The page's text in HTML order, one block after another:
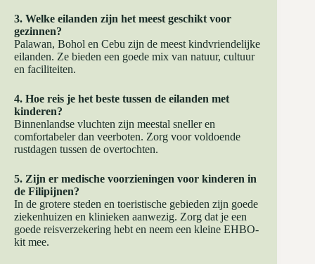
3. Welke eilanden zijn het meest geschikt voor
gezinnen?
Palawan, Bohol en Cebu zijn de meest kindvriendelijke
eilanden. Ze bieden een goede mix van natuur, cultuur
en faciliteiten.
4. Hoe reis je het beste tussen de eilanden met
kinderen?
Binnenlandse vluchten zijn meestal sneller en
comfortabeler dan veerboten. Zorg voor voldoende
rustdagen tussen de overtochten.
5. Zijn er medische voorzieningen voor kinderen in
de Filipijnen?
In de grotere steden en toeristische gebieden zijn goede
ziekenhuizen en klinieken aanwezig. Zorg dat je een
goede reisverzekering hebt en neem een kleine EHBO-
kit mee.